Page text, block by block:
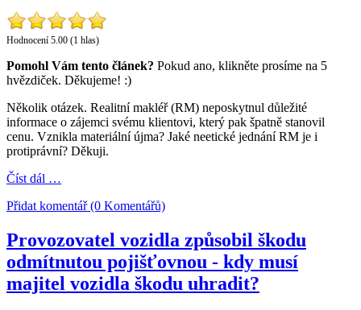
Hodnocení 5.00 (1 hlas)
Pomohl Vám tento článek? Pokud ano, klikněte prosíme na 5
hvězdiček. Děkujeme! :)
Několik otázek. Realitní makléř (RM) neposkytnul důležité
informace o zájemci svému klientovi, který pak špatně stanovil
cenu. Vznikla materiální újma? Jaké neetické jednání RM je i
protiprávní? Děkuji.
Číst dál …
Přidat komentář (0 Komentářů)
Provozovatel vozidla způsobil škodu
odmítnutou pojišťovnou - kdy musí
majitel vozidla škodu uhradit?